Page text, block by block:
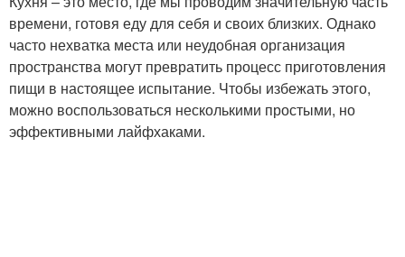
времени, готовя еду для себя и своих близких. Однако
часто нехватка места или неудобная организация
пространства могут превратить процесс приготовления
пищи в настоящее испытание. Чтобы избежать этого,
можно воспользоваться несколькими простыми, но
эффективными лайфхаками.